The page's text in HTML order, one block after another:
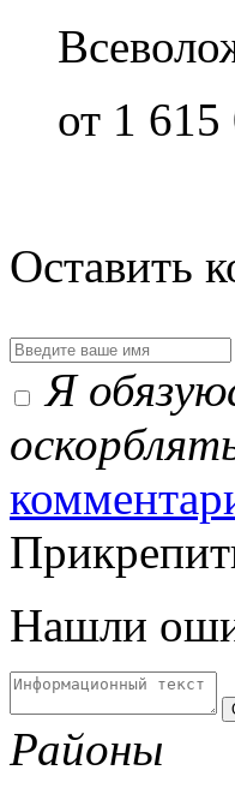
от 1 615
Оставить
Я
Нашли
Районы